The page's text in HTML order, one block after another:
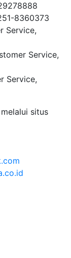
8360373
Service,
Service,
Service,
situs